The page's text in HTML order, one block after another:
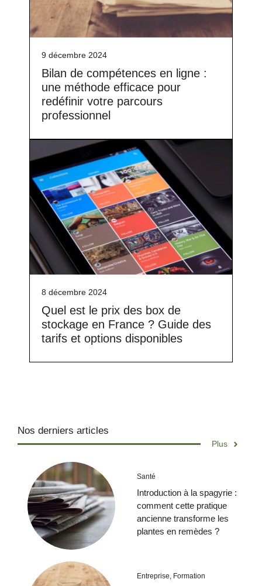
9 décembre 2024
Bilan de compétences en ligne :
une méthode efficace pour
redéfinir votre parcours
professionnel
8 décembre 2024
Quel est le prix des box de
stockage en France ? Guide des
tarifs et options disponibles
Nos derniers articles
Plus
Santé
Introduction à la spagyrie :
comment cette pratique
ancienne transforme les
plantes en remèdes ?
Entreprise, Formation